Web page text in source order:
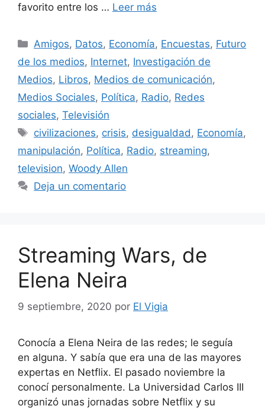
favorito entre los … Leer más
Categorías
Amigos, Datos, Economía, Encuestas, Futuro
de los medios, Internet, Investigación de
Medios, Libros, Medios de comunicación,
Medios Sociales, Política, Radio, Redes
sociales, Televisión
Etiquetas
civilizaciones, crisis, desigualdad, Economía,
manipulación, Política, Radio, streaming,
television, Woody Allen
Deja un comentario
Streaming Wars, de
Elena Neira
9 septiembre, 2020 por El Vigia
Conocía a Elena Neira de las redes; le seguía
en alguna. Y sabía que era una de las mayores
expertas en Netflix. El pasado noviembre la
conocí personalmente. La Universidad Carlos III
organizó unas jornadas sobre Netflix y su